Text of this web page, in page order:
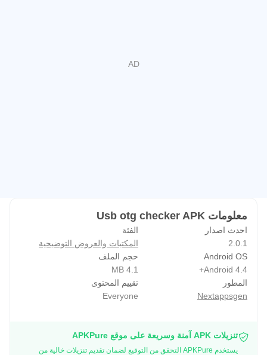
معلومات Usb otg checker APK
احدث اصدار
2.0.1
الفئة
المكتبات والعروض التوضيحية
Android OS
Android 4.4+
حجم الملف
4.1 MB
المطور
Nextappsgen
تقييم المحتوى
Everyone
تنزيلات APK آمنة وسريعة على موقع APKPure
يستخدم APKPure التحقق من التوقيع لضمان تقديم تنزيلات خالية من